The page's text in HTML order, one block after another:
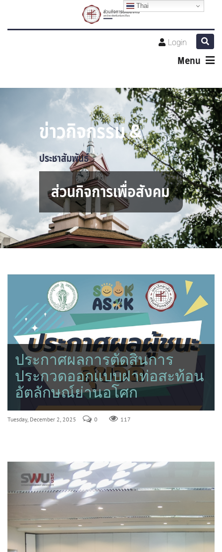
Login
Menu
ข่าวกิจกรรม &
ประชาสัมพันธ์
ส่วนกิจการเพื่อสังคม
ประกาศผลการตัดสินการ
ประกวดออกแบบฝาท่อสะท้อน
อัตลักษณ์ย่านอโศก
Tuesday, December 2, 2025 0 117
Thai